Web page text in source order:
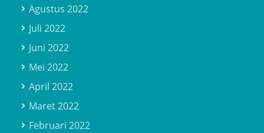
Agustus 2022
Juli 2022
Juni 2022
Mei 2022
April 2022
Maret 2022
Februari 2022